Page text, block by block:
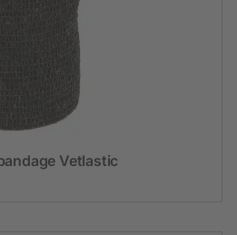
Vetlastic